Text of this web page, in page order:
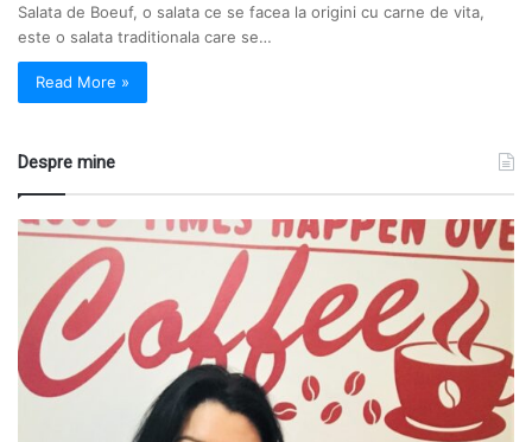
Salata de Boeuf, o salata ce se facea la origini cu carne de vita,
este o salata traditionala care se…
Read More »
Despre mine